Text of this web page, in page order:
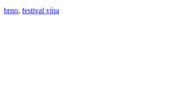
brno, festival vína